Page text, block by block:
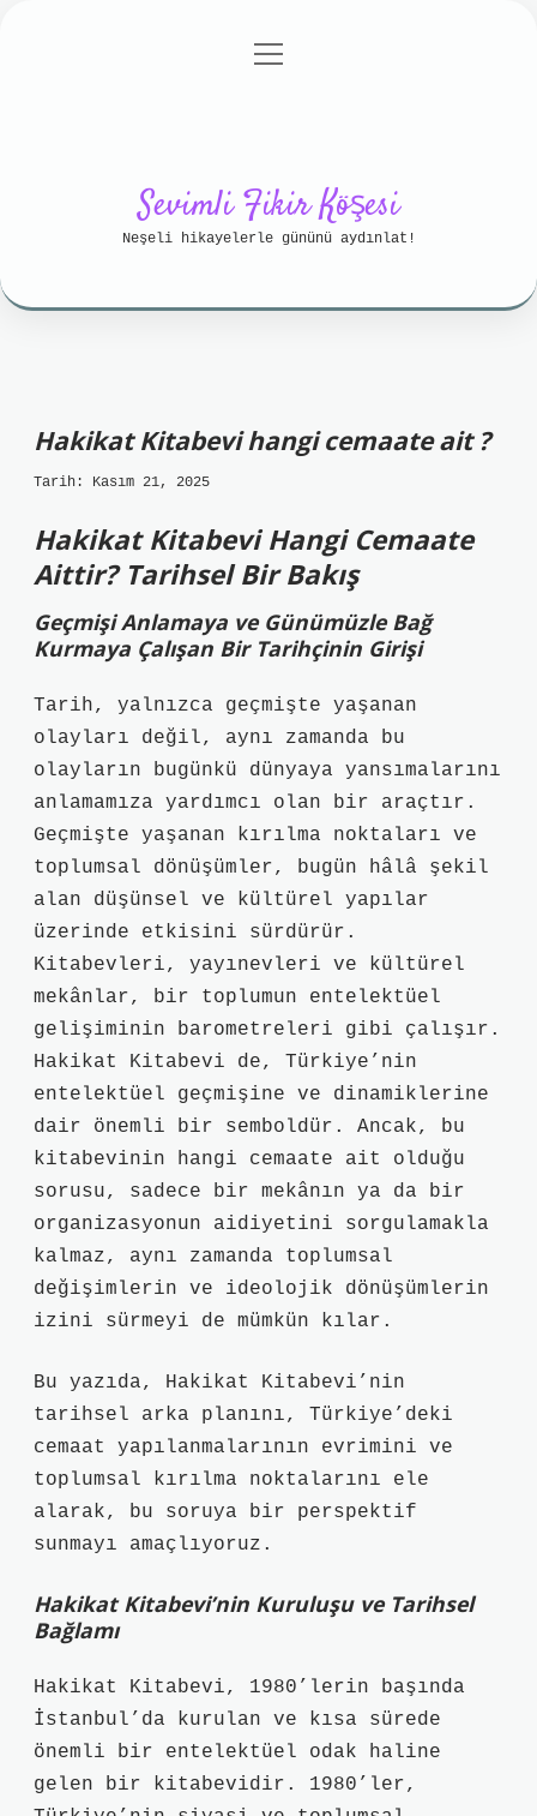
Gizlilik Politikası
menüyü
Sevimli Fikir Köşesi
Neşeli hikayelerle gününü aydınlat!
Hakikat Kitabevi hangi cemaate ait ?
Tarih: Kasım 21, 2025
Hakikat Kitabevi Hangi Cemaate
Aittir? Tarihsel Bir Bakış
Geçmişi Anlamaya ve Günümüzle Bağ
Kurmaya Çalışan Bir Tarihçinin Girişi
Tarih, yalnızca geçmişte yaşanan
olayları değil, aynı zamanda bu
olayların bugünkü dünyaya yansımalarını
anlamamıza yardımcı olan bir araçtır.
Geçmişte yaşanan kırılma noktaları ve
toplumsal dönüşümler, bugün hâlâ şekil
alan düşünsel ve kültürel yapılar
üzerinde etkisini sürdürür.
Kitabevleri, yayınevleri ve kültürel
mekânlar, bir toplumun entelektüel
gelişiminin barometreleri gibi çalışır.
Hakikat Kitabevi de, Türkiye’nin
entelektüel geçmişine ve dinamiklerine
dair önemli bir semboldür. Ancak, bu
kitabevinin hangi cemaate ait olduğu
sorusu, sadece bir mekânın ya da bir
organizasyonun aidiyetini sorgulamakla
kalmaz, aynı zamanda toplumsal
değişimlerin ve ideolojik dönüşümlerin
izini sürmeyi de mümkün kılar.
Bu yazıda, Hakikat Kitabevi’nin
tarihsel arka planını, Türkiye’deki
cemaat yapılanmalarının evrimini ve
toplumsal kırılma noktalarını ele
alarak, bu soruya bir perspektif
sunmayı amaçlıyoruz.
Hakikat Kitabevi’nin Kuruluşu ve Tarihsel
Bağlamı
Hakikat Kitabevi, 1980’lerin başında
İstanbul’da kurulan ve kısa sürede
önemli bir entelektüel odak haline
gelen bir kitabevidir. 1980’ler,